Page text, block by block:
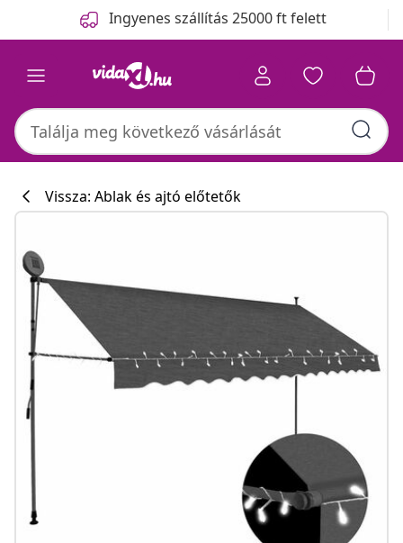
Ingyenes szállítás 25000 ft felett
Vissza: Ablak és ajtó előtetők